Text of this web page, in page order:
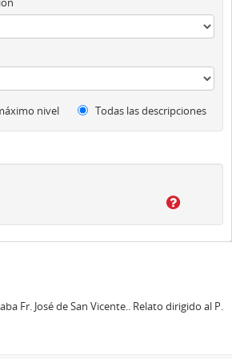
nivel Todas las descripciones
Fr. José de San Vicente.. Relato dirigido al P.